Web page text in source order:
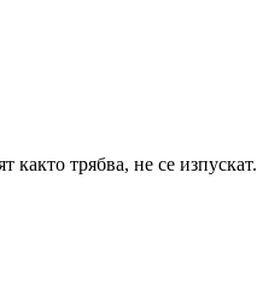
както трябва, не се изпускат.